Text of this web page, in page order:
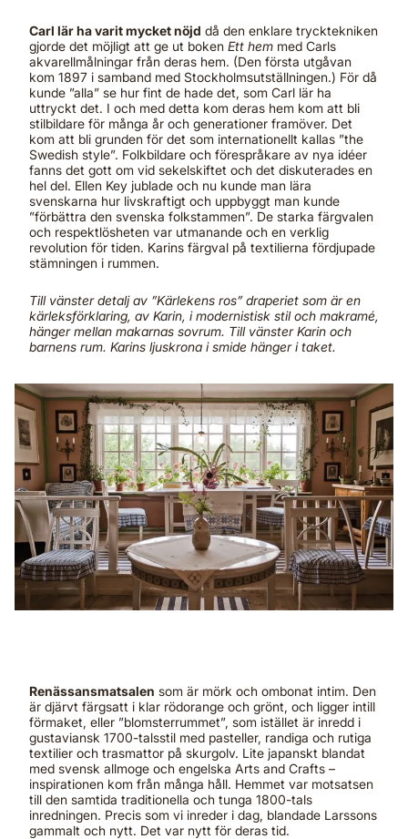
Carl lär ha varit mycket nöjd då den enklare trycktekniken
gjorde det möjligt att ge ut boken Ett hem med Carls
akvarellmålningar från deras hem. (Den första utgåvan
kom 1897 i samband med Stockholmsutställningen.) För då
kunde ”alla” se hur fint de hade det, som Carl lär ha
uttryckt det. I och med detta kom deras hem kom att bli
stilbildare för många år och generationer framöver. Det
kom att bli grunden för det som internationellt kallas ”the
Swedish style”. Folkbildare och förespråkare av nya idéer
fanns det gott om vid sekelskiftet och det diskuterades en
hel del. Ellen Key jublade och nu kunde man lära
svenskarna hur livskraftigt och uppbyggt man kunde
”förbättra den svenska folkstammen”. De starka färgvalen
och respektlösheten var utmanande och en verklig
revolution för tiden. Karins färgval på textilierna fördjupade
stämningen i rummen.
Till vänster detalj av ”Kärlekens ros” draperiet som är en
kärleksförklaring, av Karin, i modernistisk stil och makramé,
hänger mellan makarnas sovrum. Till vänster Karin och
barnens rum. Karins ljuskrona i smide hänger i taket.
Renässansmatsalen som är mörk och ombonat intim. Den
är djärvt färgsatt i klar rödorange och grönt, och ligger intill
förmaket, eller ”blomsterrummet”, som istället är inredd i
gustaviansk 1700-talsstil med pasteller, randiga och rutiga
textilier och trasmattor på skurgolv. Lite japanskt blandat
med svensk allmoge och engelska Arts and Crafts –
inspirationen kom från många håll. Hemmet var motsatsen
till den samtida traditionella och tunga 1800-tals
inredningen. Precis som vi inreder i dag, blandade Larssons
gammalt och nytt. Det var nytt för deras tid.